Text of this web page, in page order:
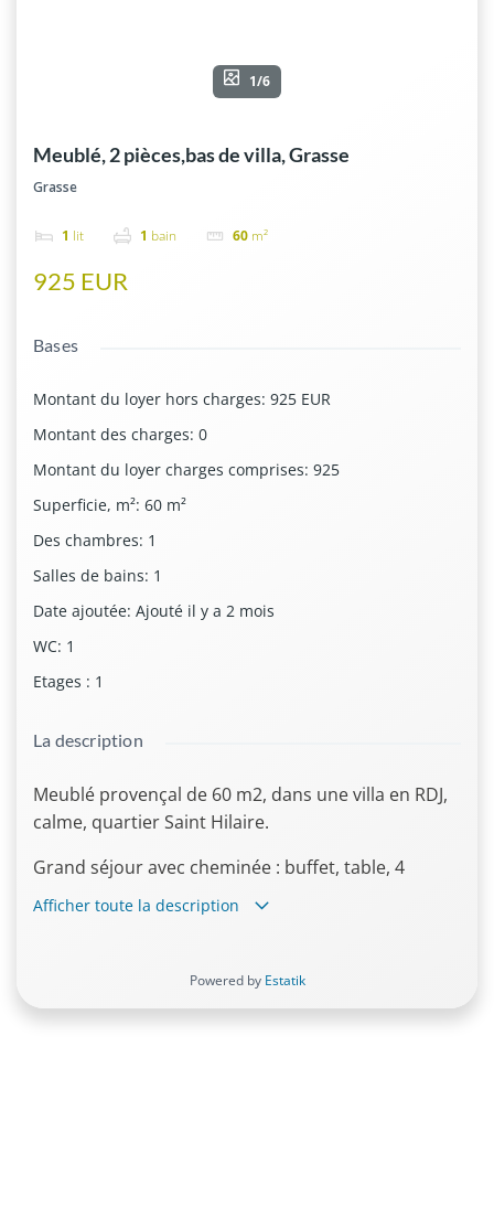
1/6
Meublé, 2 pièces,bas de villa, Grasse
Grasse
1 lit 1 bain 60 m²
925 EUR
Bases
Montant du loyer hors charges: 925 EUR
Montant des charges: 0
Montant du loyer charges comprises: 925
Superficie, m²: 60 m²
Des chambres: 1
Salles de bains: 1
Date ajoutée: Ajouté il y a 2 mois
WC: 1
Etages : 1
La description
Meublé provençal de 60 m2, dans une villa en RDJ,
calme, quartier Saint Hilaire.
Grand séjour avec cheminée : buffet, table, 4
chaises, Table basse, meuble télé.
Afficher toute la description
Powered by Estatik